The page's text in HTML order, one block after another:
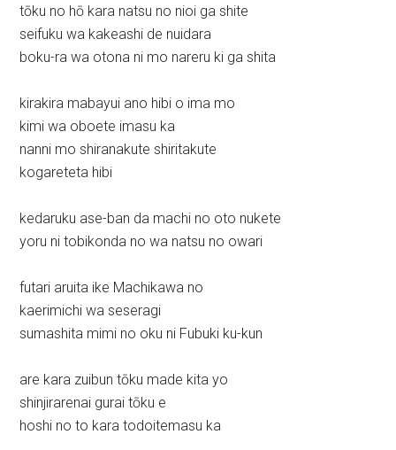
tōku no hō kara natsu no nioi ga shite
seifuku wa kakeashi de nuidara
boku-ra wa otona ni mo nareru ki ga shita
kirakira mabayui ano hibi o ima mo
kimi wa oboete imasu ka
nanni mo shiranakute shiritakute
kogareteta hibi
kedaruku ase-ban da machi no oto nukete
yoru ni tobikonda no wa natsu no owari
futari aruita ike Machikawa no
kaerimichi wa seseragi
sumashita mimi no oku ni Fubuki ku-kun
are kara zuibun tōku made kita yo
shinjirarenai gurai tōku e
hoshi no to kara todoitemasu ka